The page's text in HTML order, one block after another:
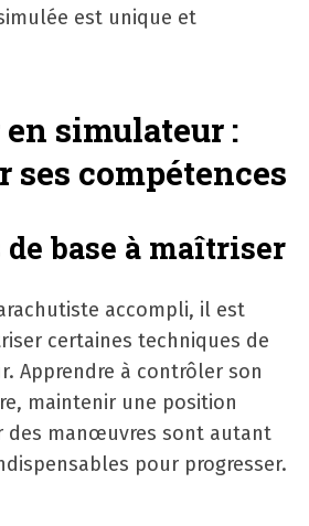
est unique et
simulateur :
ses compétences
base à maîtriser
accompli, il est
certaines techniques de
Apprendre à contrôler son
maintenir une position
des manœuvres sont autant
pour progresser.